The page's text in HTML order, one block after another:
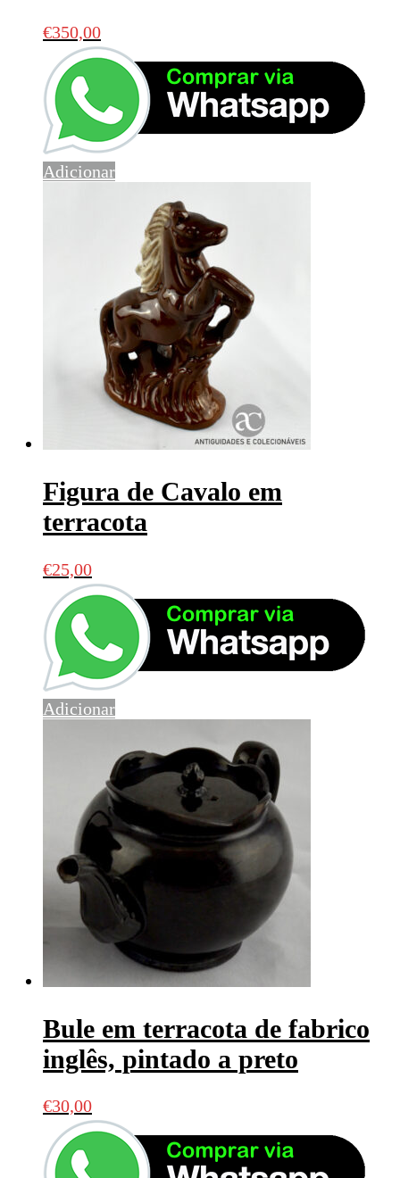
€350,00
Adicionar
Figura de Cavalo em
terracota
€25,00
Adicionar
Bule em terracota de fabrico
inglês, pintado a preto
€30,00